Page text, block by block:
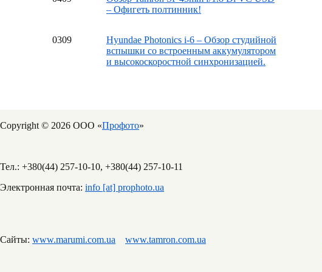
– Офигеть полтинник!
0309
Hyundae Photonics i-6 – Обзор студийной
вспышки со встроенным аккумулятором
и высокоскоростной синхронизацией.
Copyright © 2026 ООО «Профото»
Тел.: +380(44) 257-10-10, +380(44) 257-10-11
Электронная почта: info [at] prophoto.ua
Сайты: www.marumi.com.ua www.tamron.com.ua